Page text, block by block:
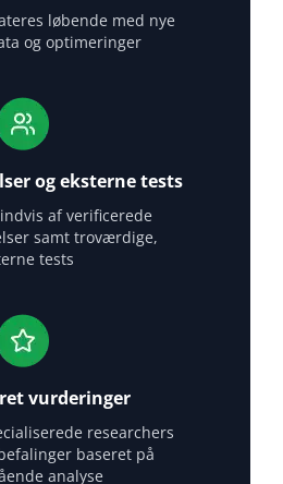
løbende med nye
og optimeringer
og eksterne tests
af verificerede
samt troværdige,
tests
vurderinger
researchers
baseret på
analyse